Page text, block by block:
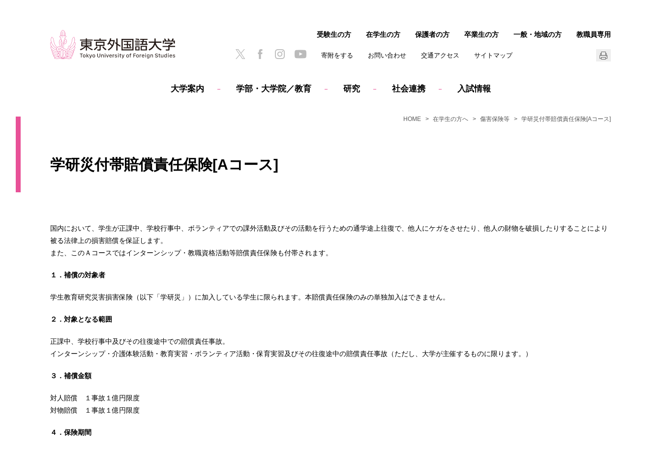
大学案内 学部・大学院／教育 研究 社会連携 入試情報
寄附をする お問い合わせ 交通アクセス サイトマップ
受験生の方 在学生の方 保護者の方 卒業生の方 一般・地域の方 教職員専用
HOME 在学生の方へ 傷害保険等 学研災付帯賠償責任保険[Aコース]
学研災付帯賠償責任保険[Aコース]
国内において、学生が正課中、学校行事中、ボランティアでの課外活動及びその活動を行うための通学途上往復で、他人にケガをさせたり、他人の財物を破損したりすることにより
被る法律上の損害賠償を保証します。
また、このＡコースではインターンシップ・教職資格活動等賠償責任保険も付帯されます。
１．補償の対象者
学生教育研究災害損害保険（以下「学研災」）に加入している学生に限られます。本賠償責任保険のみの単独加入はできません。
２．対象となる範囲
正課中、学校行事中及びその往復途中での賠償責任事故。
インターンシップ・介護体験活動・教育実習・ボランティア活動・保育実習及びその往復途中の賠償責任事故（ただし、大学が主催するものに限ります。）
３．補償金額
対人賠償 １事故１億円限度
対物賠償 １事故１億円限度
４．保険期間